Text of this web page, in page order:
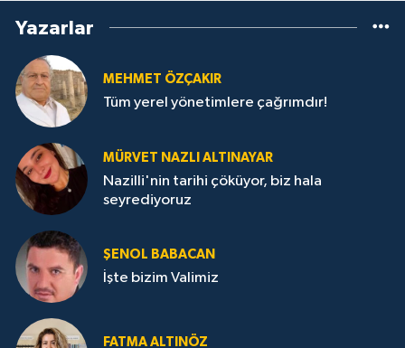
Yazarlar
MEHMET ÖZÇAKIR
Tüm yerel yönetimlere çağrımdır!
MÜRVET NAZLI ALTINAYAR
Nazilli'nin tarihi çöküyor, biz hala
seyrediyoruz
ŞENOL BABACAN
İşte bizim Valimiz
FATMA ALTINÖZ